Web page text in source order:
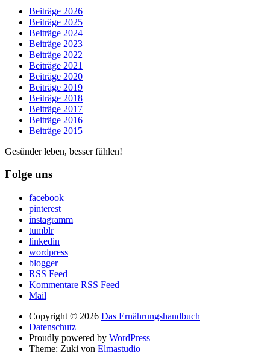
Beiträge 2026
Beiträge 2025
Beiträge 2024
Beiträge 2023
Beiträge 2022
Beiträge 2021
Beiträge 2020
Beiträge 2019
Beiträge 2018
Beiträge 2017
Beiträge 2016
Beiträge 2015
Gesünder leben, besser fühlen!
Folge uns
facebook
pinterest
instagramm
tumblr
linkedin
wordpress
blogger
RSS Feed
Kommentare RSS Feed
Mail
Copyright © 2026 Das Ernährungshandbuch
Datenschutz
Proudly powered by WordPress
Theme: Zuki von Elmastudio